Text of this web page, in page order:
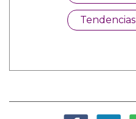
Tendencias